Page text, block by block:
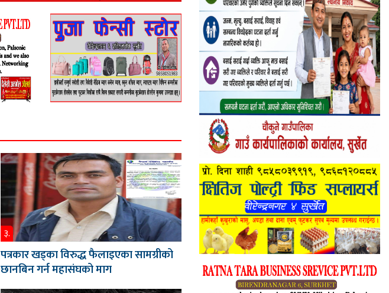
३.
पत्रकार खड्का विरुद्ध फैलाइएका सामग्रीको
छानबिन गर्न महासंघको माग